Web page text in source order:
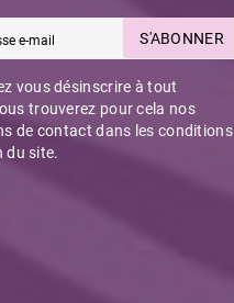
S'ABONNER
vous désinscrire à tout
trouverez pour cela nos
de contact dans les conditions
du site.